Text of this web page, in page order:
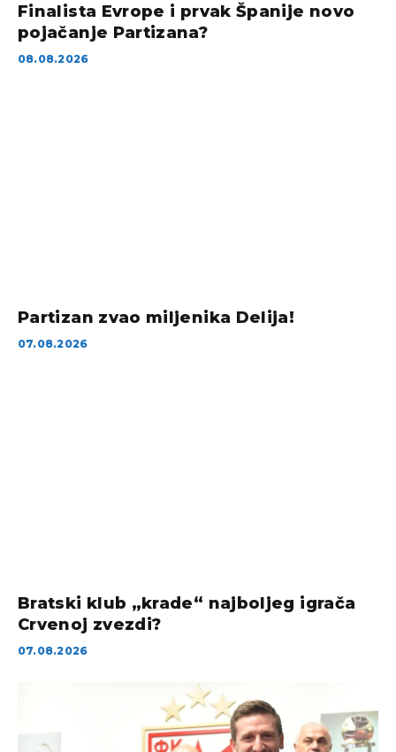
Finalista Evrope i prvak Španije novo
pojačanje Partizana?
08.08.2026
Partizan zvao miljenika Delija!
07.08.2026
Bratski klub „krade“ najboljeg igrača
Crvenoj zvezdi?
07.08.2026